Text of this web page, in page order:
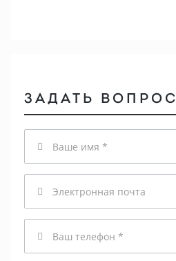
ЗАДАТЬ ВОПРОС